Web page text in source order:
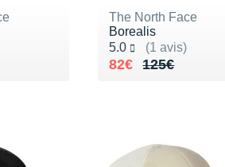
The North Face
Borealis
5.0
(1 avis)
Noté 5.0 sur 5
125€
Au lieu de 125€
82€
Vendu 82€